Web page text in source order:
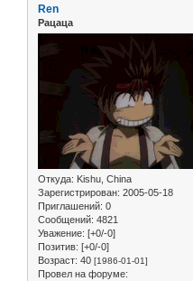
Ren
Рацаца
Откуда: Kishu, China
Зарегистрирован: 2005-05-18
Приглашений: 0
Сообщений: 4821
Уважение: [+0/-0]
Позитив: [+0/-0]
Возраст: 40 [1986-01-01]
Провел на форуме: